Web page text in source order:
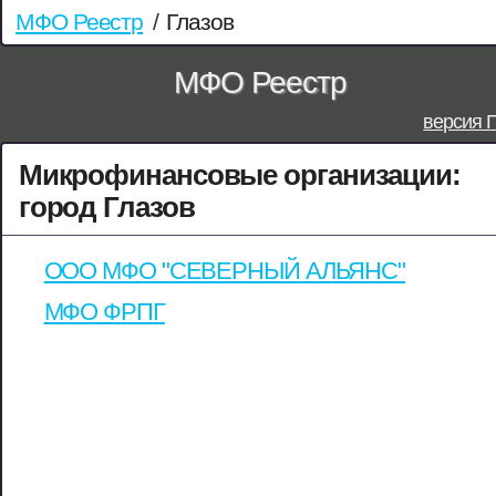
МФО Реестр / Глазов
МФО Реестр
версия
Микрофинансовые организации:
город Глазов
ООО МФО "СЕВЕРНЫЙ АЛЬЯНС"
МФО ФРПГ